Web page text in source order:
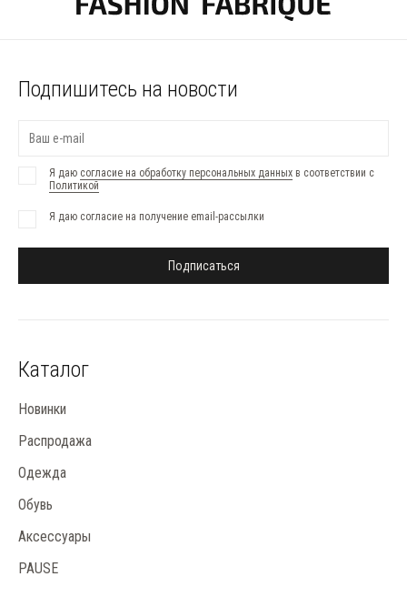
Каталог
Новинки
Распродажа
Одежда
Обувь
Аксессуары
PAUSE
Подпишитесь на новости
Я даю согласие на обработку персональных данных в соответствии с
Политикой
Я даю согласие на получение email-рассылки
Подписаться